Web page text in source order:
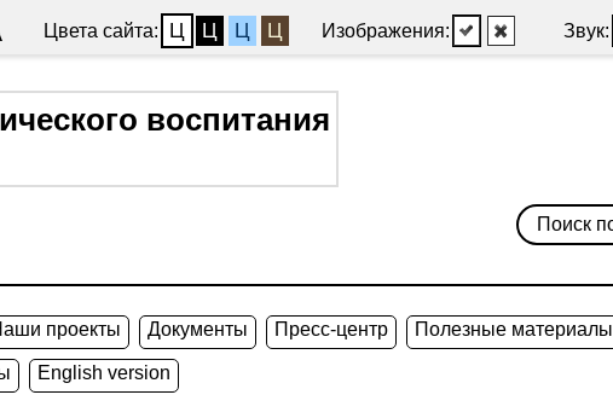
Цвета сайта: Ц Ц Ц Ц Изображения: Звук:
воспитания
проекты Документы Пресс-центр Полезные материалы
English version